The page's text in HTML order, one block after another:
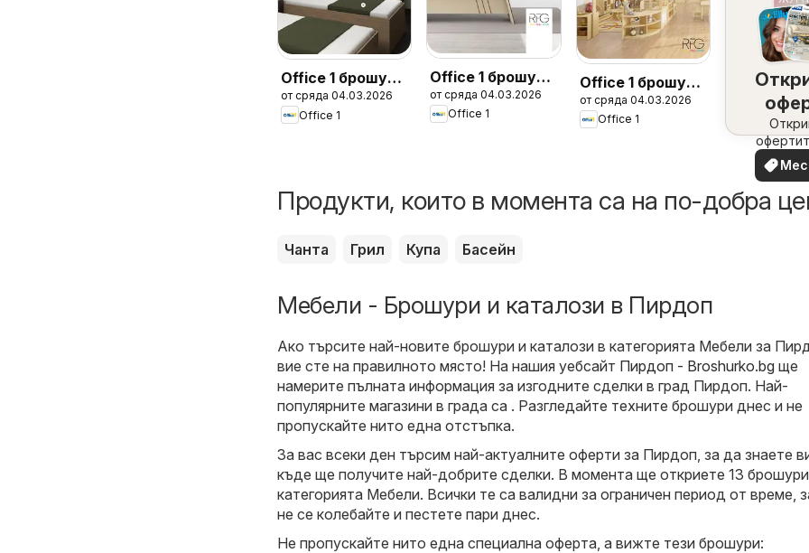
Office 1 брошура
- Студентски
общежития
от сряда 04.03.2026
Office 1
Office 1 брошура
- RFG Мебели
от сряда 04.03.2026
Office 1
Office 1 брошура
- Детски
градини
от сряда 04.03.2026
Office 1
вашия
Продукти, които в момента са на по-добра
Чанта Грил Купа Басейн
Мебели - Брошури и каталози в Пирдоп
Ако търсите най-новите брошури и каталози в категорията Мебели за
вие сте на правилното място! На нашия уебсайт Пирдоп - Broshurko.bg ще
намерите пълната информация за изгодните сделки в град Пирдоп. Най-
популярните магазини в града са . Разгледайте техните брошури днес и не
пропускайте нито една отстъпка.
За вас всеки ден търсим най-актуалните оферти за Пирдоп, за да знаете
къде ще получите най-добрите сделки. В момента ще откриете 13
категорията Мебели. Всички те са валидни за ограничен период от време,
не се колебайте и пестете пари днес.
Не пропускайте нито една специална оферта, а вижте тези брошури: